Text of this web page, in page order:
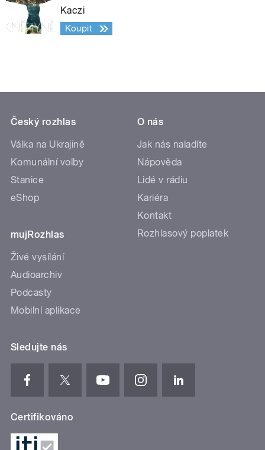
Kaczi
Koupit
Český rozhlas
Válka na Ukrajině
Komunální volby
Stanice
eShop
mujRozhlas
Živé vysílání
Audioarchiv
Podcasty
Mobilní aplikace
O nás
Jak nás naladíte
Nápověda
Lidé v rádiu
Kariéra
Kontakt
Rozhlasový poplatek
Sledujte nás
Certifikováno